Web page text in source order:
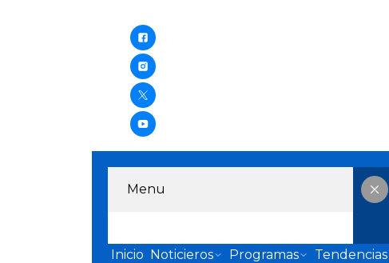
Menu
Inicio Noticieros Programas Tendencias